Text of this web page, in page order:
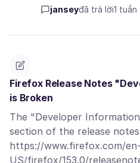
janseyđã trả lời1
Firefox Release Notes
is Broken
The "Developer
section of the release
https://www.firefox.com/en-
US/firefox/153.0/